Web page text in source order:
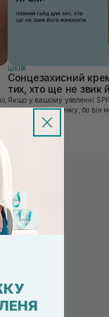
ШКIРА
Сонцезахисний
тих, хто ще не звик
Якщо у вашому уявленні
лише на відпочинку, бо він
шкірі, може бути
чи скочується під макіяжем